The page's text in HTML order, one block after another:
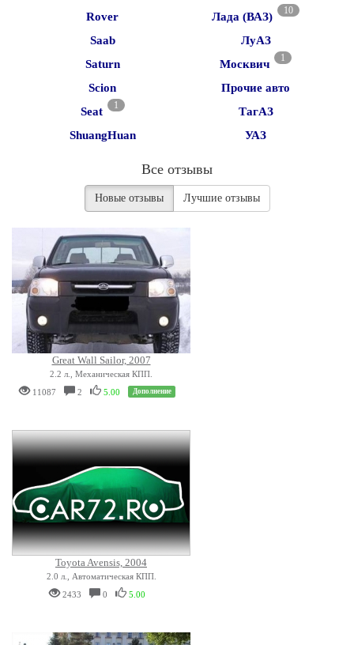
Rover
Saab
Saturn
Scion
Seat
1
ShuangHuan
Лада (ВАЗ)
10
ЛуАЗ
Москвич
1
Прочие авто
ТагАЗ
УАЗ
Все отзывы
Новые отзывы Лучшие отзывы
Great Wall Sailor, 2007
2.2 л., Механическая КПП.
11087
2 5.00 Дополнение
Toyota Avensis, 2004
2.0 л., Автоматическая КПП.
2433
0 5.00